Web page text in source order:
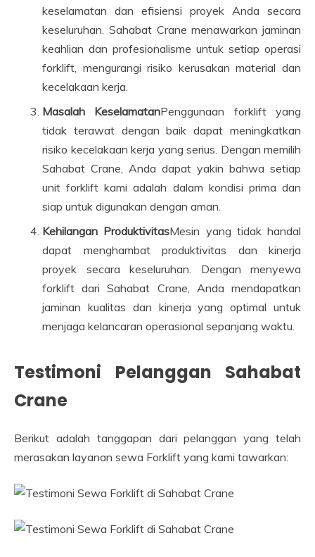
keselamatan dan efisiensi proyek Anda secara
keseluruhan. Sahabat Crane menawarkan jaminan
keahlian dan profesionalisme untuk setiap operasi
forklift, mengurangi risiko kerusakan material dan
kecelakaan kerja.
Masalah KeselamatanPenggunaan forklift yang
tidak terawat dengan baik dapat meningkatkan
risiko kecelakaan kerja yang serius. Dengan memilih
Sahabat Crane, Anda dapat yakin bahwa setiap
unit forklift kami adalah dalam kondisi prima dan
siap untuk digunakan dengan aman.
Kehilangan ProduktivitasMesin yang tidak handal
dapat menghambat produktivitas dan kinerja
proyek secara keseluruhan. Dengan menyewa
forklift dari Sahabat Crane, Anda mendapatkan
jaminan kualitas dan kinerja yang optimal untuk
menjaga kelancaran operasional sepanjang waktu.
Testimoni Pelanggan Sahabat
Crane
Berikut adalah tanggapan dari pelanggan yang telah
merasakan layanan sewa Forklift yang kami tawarkan: